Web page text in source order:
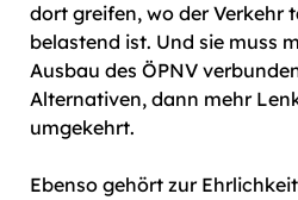
dort greifen, wo der Verkehr
belastend ist. Und sie muss
Ausbau des ÖPNV
Alternativen, dann mehr
umgekehrt.
Ebenso gehört zur